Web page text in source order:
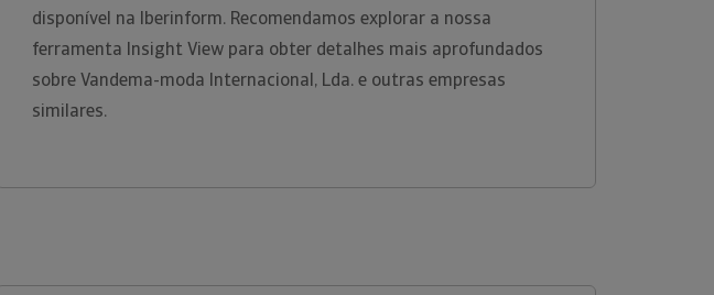
disponível na Iberinform. Recomendamos explorar a nossa
ferramenta Insight View para obter detalhes mais aprofundados
sobre Vandema-moda Internacional, Lda. e outras empresas
similares.